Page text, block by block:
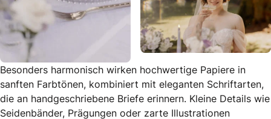
Besonders harmonisch wirken hochwertige Papiere in
sanften Farbtönen, kombiniert mit eleganten Schriftarten,
die an handgeschriebene Briefe erinnern. Kleine Details wie
Seidenbänder, Prägungen oder zarte Illustrationen